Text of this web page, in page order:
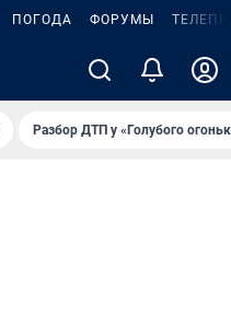
ПОГОДА ФОРУМЫ
Разбор ДТП у «Голубого